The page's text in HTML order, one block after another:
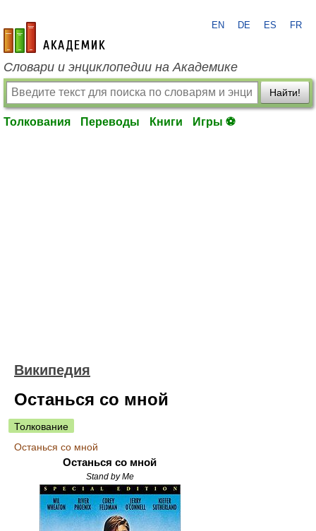
academic.ru
EN DE ES FR
Словари и энциклопедии на Академике
Найти!
Толкования Переводы Книги Игры ⚽
Википедия
Останься со мной
Толкование
Останься со мной
Останься со мной
Stand by Me